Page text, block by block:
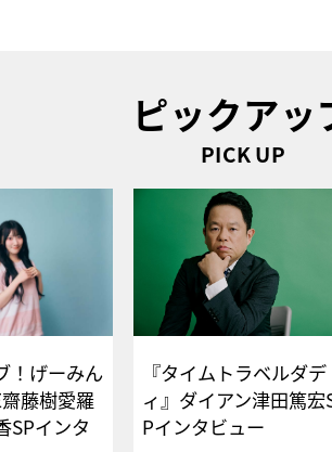
ピックアッ
PICK UP
！げーみん
藤樹愛羅
SPインタ
『タイムトラベルダデ
ィ』ダイアン津田篤宏
Pインタビュー